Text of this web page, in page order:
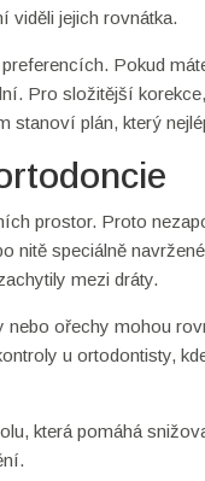
viděli jejich rovnátka.
Pokud
Pro složitější
plán, který
prostor. Proto
nitě speciálně
mezi dráty.
ořechy mohou
u ortodontisty,
která pomáhá